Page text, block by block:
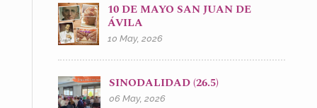
10 DE MAYO SAN JUAN DE
ÁVILA
10 May, 2026
SINODALIDAD (26.5)
06 May, 2026